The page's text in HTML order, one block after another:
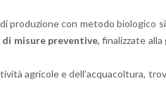
pro­du­zio­ne con me­to­do bio­lo­g­i­co
di mi­su­re pre­ven­ti­ve, fi­na­liz­za­te
agri­co­le e del­l’ac­qua­col­tu­ra,